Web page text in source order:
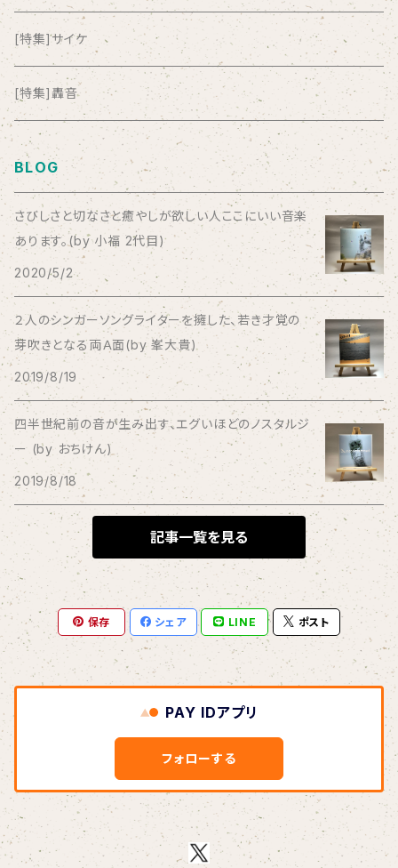
And Summer Club
anticlockwise
Aysula
Bad Operation
Bagus!
BBBBBBB
The BEG
The Beths
THE BLACK SHANSONS
BLONDnewHALF
Blondy
BOAR HUNTER
bud&harbor
Bulbs Of Passion
B玉
Calme Adiction
[特集]サイケ
[特集]轟音
BLOG
さびしさと切なさと癒やしが欲しい人ここにいい音楽
あります。(by 小福 2代目)
2020/5/2
２人のシンガーソングライターを擁した、若き才覚の
芽吹きとなる両Ａ面(by 峯大貴)
2019/8/19
四半世紀前の音が生み出す、エグいほどのノスタルジ
ー (by おちけん)
2019/8/18
記事一覧を見る
保存 シェア LINE ポスト
PAY IDアプリ
フォローする